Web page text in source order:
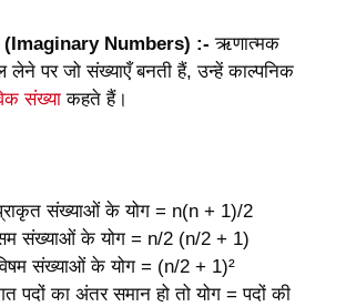
(Imaginary Numbers) :- ऋणात्मक
लेने पर जो संख्याएँ बनती हैं, उन्हें काल्पनिक
संख्या कहते हैं।
संख्याओं के योग = n(n + 1)/2
संख्याओं के योग = n/2 (n/2 + 1)
संख्याओं के योग = (n/2 + 1)²
पदों का अंतर समान हो तो योग = पदों की